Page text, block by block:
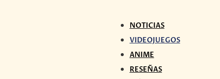
NOTICIAS
VIDEOJUEGOS
ANIME
RESEÑAS